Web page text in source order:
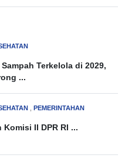
Terkelola di 2029,
...
PEMERINTAHAN
II DPR RI ...